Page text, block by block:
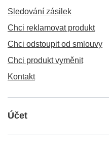
Sledování zásilek
Chci reklamovat produkt
Chci odstoupit od smlouvy
Chci produkt vyměnit
Kontakt
Účet